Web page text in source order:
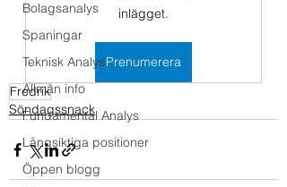
Bolagsanalys
Spaningar
Teknisk Analys
Allmän info
Fundamental Analys
Långsiktiga positioner
Öppen blogg
inlägget.
Prenumerera
Fredrik
Söndagssnack